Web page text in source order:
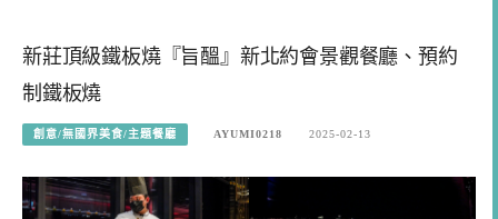
新莊頂級鐵板燒『旨醞』新北約會景觀餐廳、預約
制鐵板燒
創意/無國界美食/主題餐廳 AYUMI0218 2025-02-13